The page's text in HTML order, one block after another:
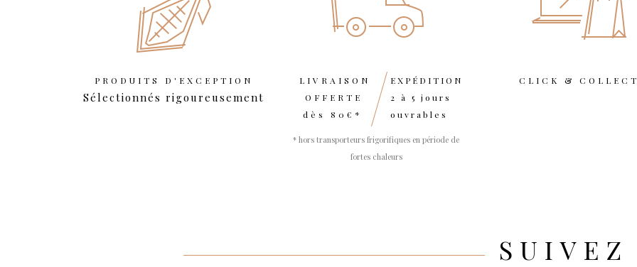
PRODUITS D'EXCEPTION
Sélectionnés rigoureusement
LIVRAISON
OFFERTE
dès 80€*
EXPÉDITION
2 à 5 jours
ouvrables
* hors transporteurs frigorifiques en période de
fortes chaleurs
CLICK & COLLECT
SUIVEZ